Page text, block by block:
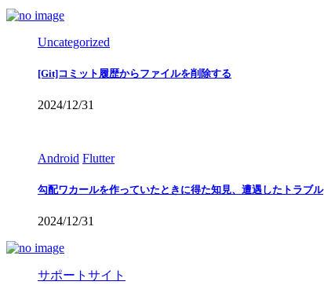
Uncategorized
[Git]コミット履歴からファイルを削除する
2024/12/31
Android Flutter
勾配ワカールを作っていたときに得た知見、遭遇したトラブル
2024/12/31
サポートサイト